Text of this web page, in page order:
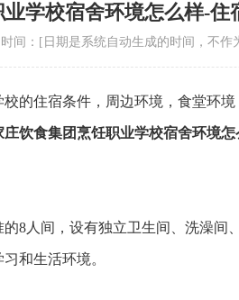
学校宿舍环境怎么样-住
时间： [日期是系统自动生成的时间，不作
住宿条件，周边环境，食堂环境
庄饮食集团烹饪职业学校宿舍环境
人间，设有独立卫生间、洗澡间
和生活环境。